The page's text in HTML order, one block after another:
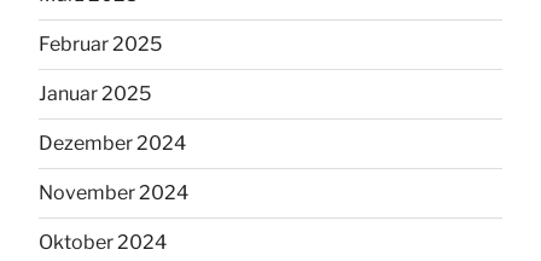
Februar 2025
Januar 2025
Dezember 2024
November 2024
Oktober 2024